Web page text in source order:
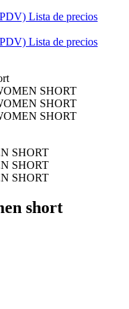
Lista de precios
Lista de precios
short